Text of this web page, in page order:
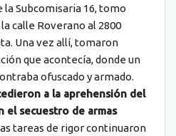
la Subcomisaria 16, tomo
calle Roverano al 2800
Una vez allí, tomaron
que acontecía, donde un
ofuscado y armado.
a la aprehensión del
el secuestro de armas
tareas de rigor continuaron